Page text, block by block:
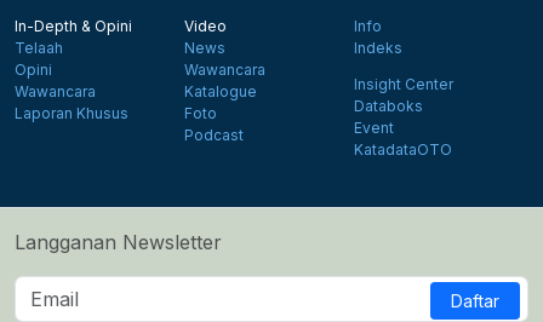
In-Depth & Opini
Telaah
Opini
Wawancara
Laporan Khusus
Video
News
Wawancara
Katalogue
Foto
Podcast
Info
Indeks
Insight Center
Databoks
Event
KatadataOTO
Langganan Newsletter
Daftar